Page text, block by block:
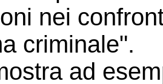
nei
criminale".
ad